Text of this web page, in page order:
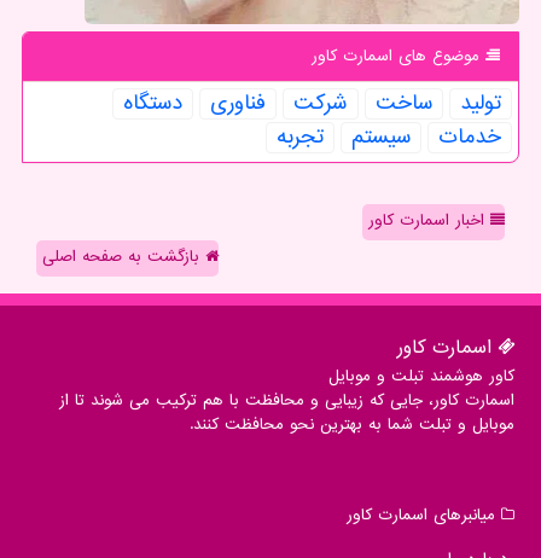
موضوع های اسمارت كاور
تولید ساخت شركت فناوری
دستگاه
خدمات
سیستم تجربه
اخبار اسمارت کاور
بازگشت به صفحه اصلی
اسمارت كاور
کاور هوشمند تبلت و موبایل
اسمارت کاور، جایی که زیبایی و محافظت با هم ترکیب می شوند تا از
موبایل و تبلت شما به بهترین نحو محافظت کنند.
میانبرهای اسمارت كاور